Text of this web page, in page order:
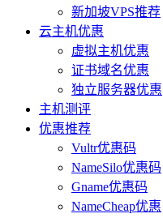
新加坡VPS推荐
云主机优惠
虚拟主机优惠
证书域名优惠
独立服务器优惠
主机测评
优惠推荐
Vultr优惠码
NameSilo优惠码
Gname优惠码
NameCheap优惠